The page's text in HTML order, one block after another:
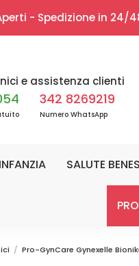
- Spedizione in
e assistenza clienti
342 8269219
Numero WhatsApp
SALUTE
Pro-GynCare Gynexelle